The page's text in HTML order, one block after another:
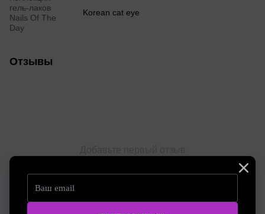
гель-лаков
Nails Of The
Day
Korean cat eye
Отзывы